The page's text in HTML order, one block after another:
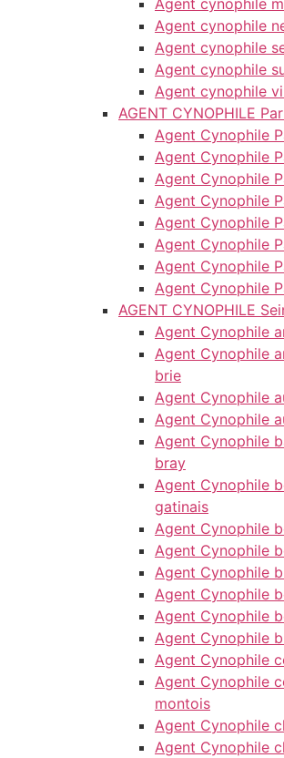
Agent cynophile
Agent cynophile
Agent cynophile
Agent cynophile
Agent cynophile
AGENT CYNOPHILE
Agent Cynophile
Agent Cynophile
Agent Cynophile
Agent Cynophile
Agent Cynophile
Agent Cynophile
Agent Cynophile
Agent Cynophile
AGENT CYNOPHILE
Agent Cynophile
Agent Cynophile
brie
Agent Cynophile
Agent Cynophile
Agent Cynophile
bray
Agent Cynophile
gatinais
Agent Cynophile
Agent Cynophile
Agent Cynophile
Agent Cynophile
Agent Cynophile
Agent Cynophile
Agent Cynophile
Agent Cynophile
montois
Agent Cynophile
Agent Cynophile